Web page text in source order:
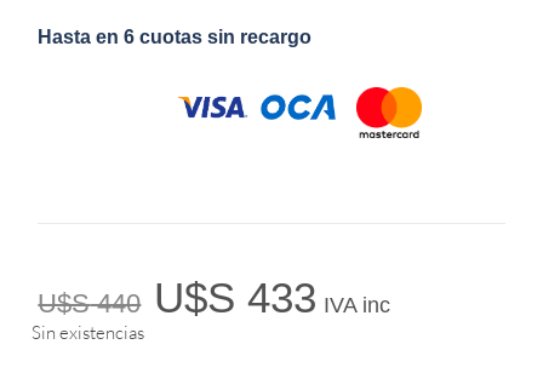
Hasta en 6 cuotas sin recargo
U$S440 U$S 433 IVA inc
Sin existencias